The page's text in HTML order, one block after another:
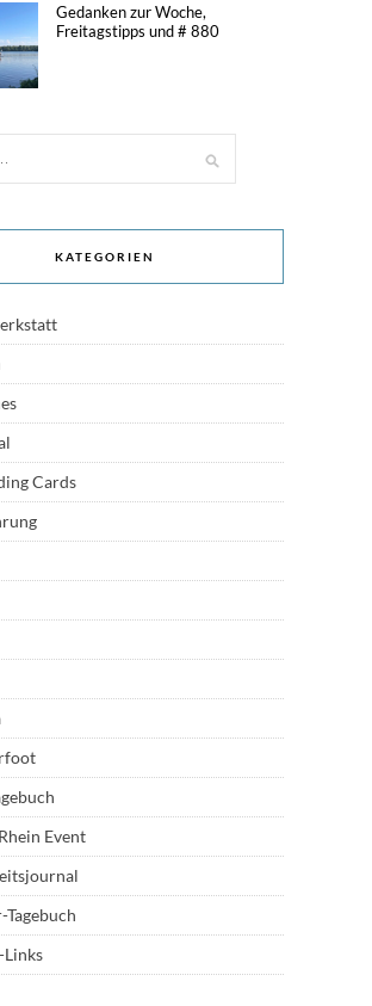
Gedanken zur Woche,
Freitagstipps und # 880
KATEGORIEN
Cards
Event
Tagebuch
Links